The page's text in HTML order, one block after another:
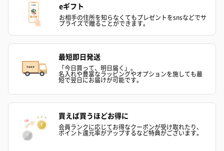
eギフト
お相手の住所を知らなくてもプレゼントをsnsなどでサ
プライズで贈ることができます。
最短即日発送
「今日買って、明日届く」。
名入れや豊富なラッピングやオプションを施しても最
短で翌日にお届けが可能です。
買えば買うほどお得に
会員ランクに応じてお得なクーポンが受け取れたり、
ポイント還元率がアップするなど特典がございます。